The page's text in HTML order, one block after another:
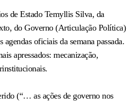
de Estado Temyllis Silva, da
do Governo (Articulação Política)
agendas oficiais da semana passada.
apressados: mecanização,
(“… as ações de governo nos